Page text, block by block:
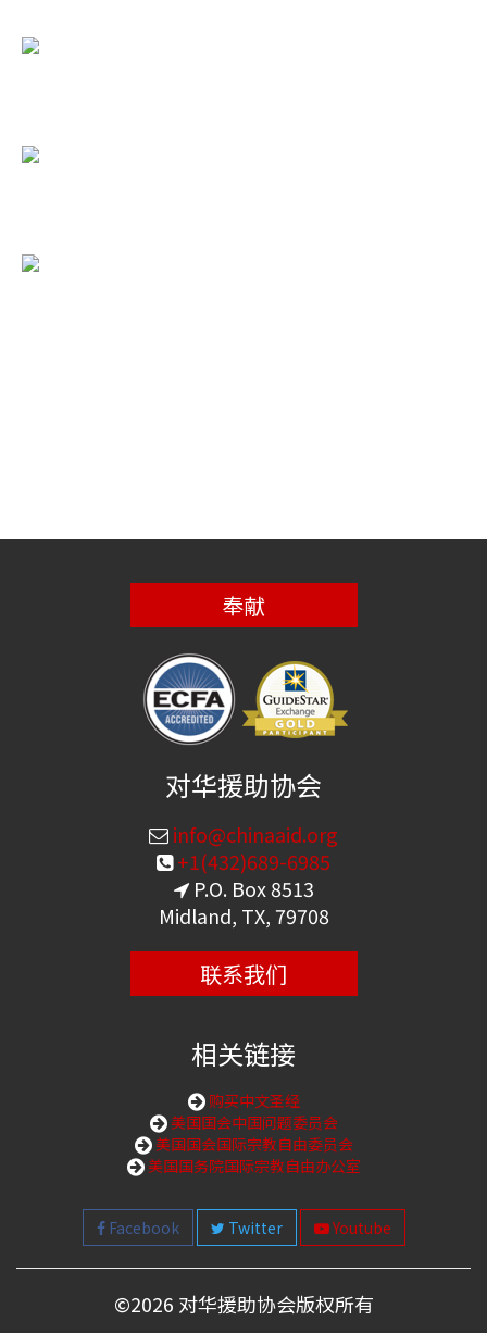
奉献
对华援助协会
info@chinaaid.org
+1(432)689-6985
P.O. Box 8513
Midland, TX, 79708
联系我们
相关链接
购买中文圣经
美国国会中国问题委员会
美国国会国际宗教自由委员会
美国国务院国际宗教自由办公室
Facebook Twitter Youtube
©2026 对华援助协会版权所有